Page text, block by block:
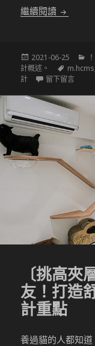
繼續閱讀 〔挑高
發
佈
於
2021-06-25
分
類
計概述。
標
籤
m.hcms
計
留下留言在 〔
〔挑高夾
友！打造
計重點
養過貓的人都知